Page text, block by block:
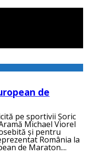
de
pe sportivii Șoric
Michael Viorel
și pentru
România la
de Maraton....